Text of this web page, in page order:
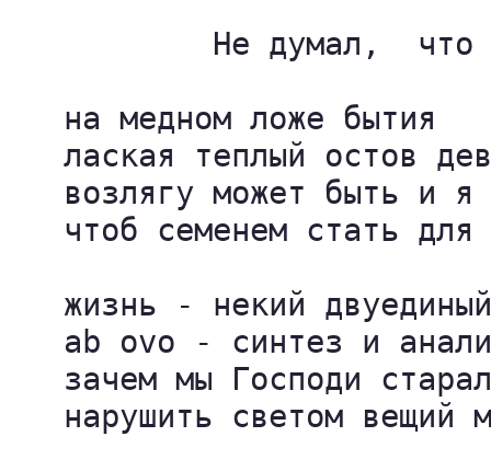
           Не думал,  что
   на медном ложе бытия
лаская теплый остов
   возлягу может быть и я
чтоб семенем стать для
жизнь - некий
ab ovo - синтез и
зачем мы Господи
нарушить светом вещий